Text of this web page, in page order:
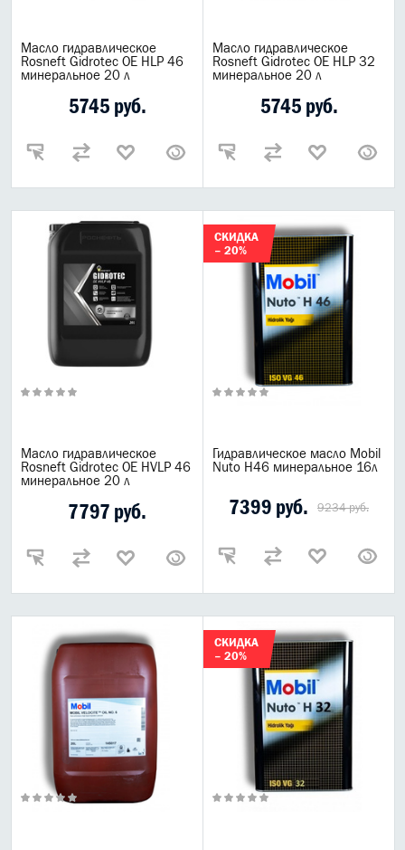
Масло гидравлическое
Rosneft Gidrotec OE HLP 46
минеральное 20 л
5745 руб.
Масло гидравлическое
Rosneft Gidrotec OE HLP 32
минеральное 20 л
5745 руб.
Масло гидравлическое
Rosneft Gidrotec OE HVLP 46
минеральное 20 л
7797 руб.
СКИДКА
– 20%
Гидравлическое масло Mobil
Nuto H46 минеральное 16л
7399 руб. 9234 руб.
СКИДКА
– 20%